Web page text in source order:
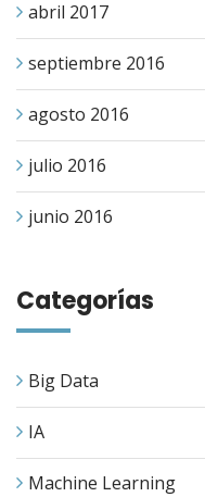
abril 2017
septiembre 2016
agosto 2016
julio 2016
junio 2016
Categorías
Big Data
IA
Machine Learning